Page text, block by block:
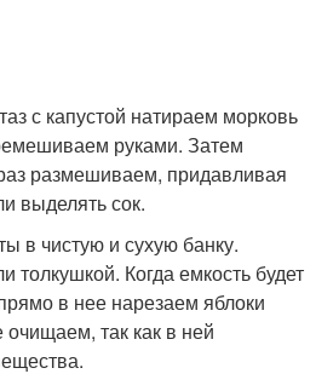
с капустой натираем морковь
руками. Затем
размешиваем, придавливая
выделять сок.
в чистую и сухую банку.
толкушкой. Когда емкость будет
в нее нарезаем яблоки
так как в ней